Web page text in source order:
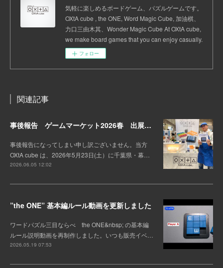
気軽に楽しめるボードゲーム、パズルゲームです。
OXtA cube , the ONE, Word Magic Cube, 加油棋、
力口三由木其、Wonder Magic Cube At OXtA cube,
we make board games that you can enjoy casually.
フォロー
関連記事
事後報告 ゲームマーケット2026春 出展しました。
事後報告になってしまい申し訳ございません。当方
OXtA cube は、2026年5月23日(土）に千葉県・幕…
2026.06.05 12:02
”the ONE” 基本編ルール動画を更新しました
ワードパズル三目ならべ the ONE&nbsp; の基本編
ルール説明動画を再制作しました。いつも販売イベ…
2026.05.19 07:53